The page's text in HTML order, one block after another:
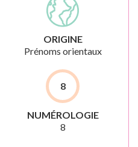
ORIGINE
Prénoms orientaux
8
NUMÉROLOGIE
8